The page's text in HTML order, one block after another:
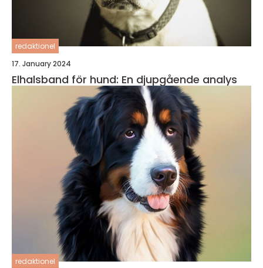
redaktionel
17. January 2024
Elhalsband för hund: En djupgående analys
redaktionel